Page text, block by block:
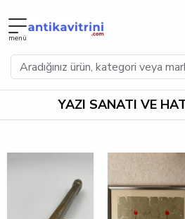
YAZI SANATI VE